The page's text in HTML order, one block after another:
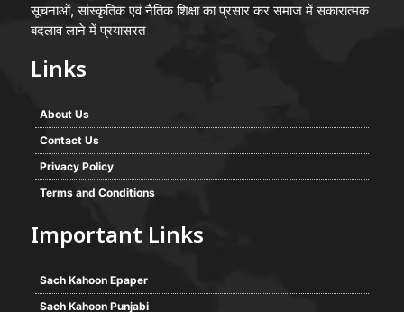
सूचनाओं, सांस्कृतिक एवं नैतिक शिक्षा का प्रसार कर समाज में सकारात्मक
बदलाव लाने में प्रयासरत
Links
About Us
Contact Us
Privacy Policy
Terms and Conditions
Important Links
Sach Kahoon Epaper
Sach Kahoon Punjabi